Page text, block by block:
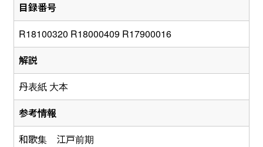
目録番号
R18100320 R18000409 R17900016
解説
丹表紙 大本
参考情報
和歌集 江戸前期